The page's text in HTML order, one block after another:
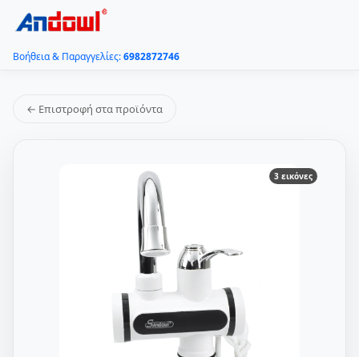
Βοήθεια & Παραγγελίες:6982872746
← Επιστροφή στα προϊόντα
3 εικόνες